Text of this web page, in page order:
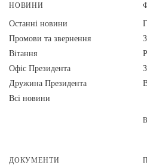
НОВИНИ
Останні новини
Промови та звернення
Вiтання
Офіс Президента
Дружина Президента
Всі новини
ДОКУМЕНТИ